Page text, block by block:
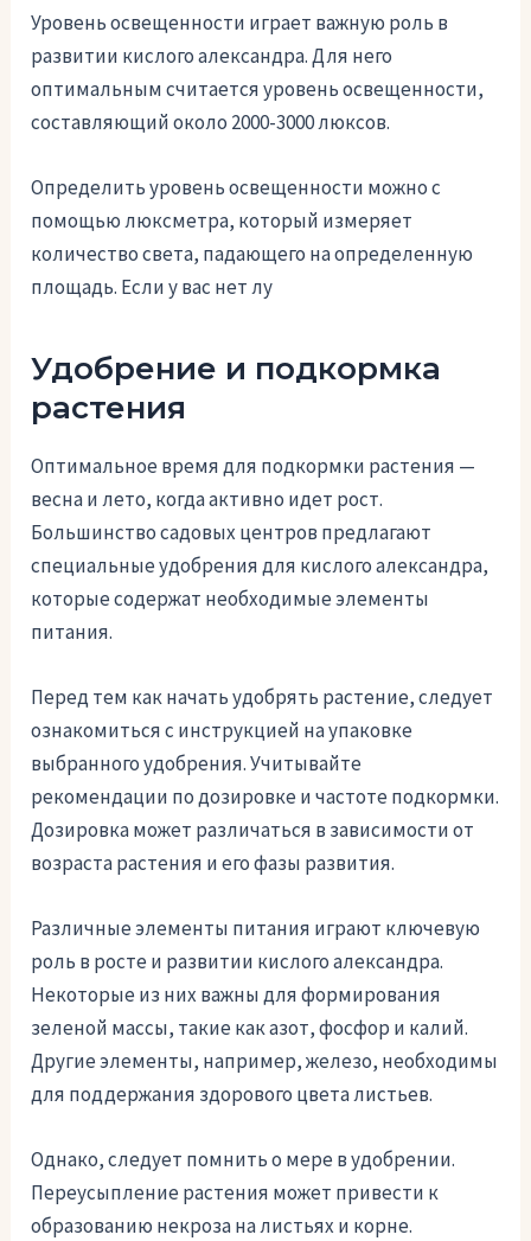
Уровень освещенности играет важную роль в
развитии кислого александра. Для него
оптимальным считается уровень освещенности,
составляющий около 2000-3000 люксов.
Определить уровень освещенности можно с
помощью люксметра, который измеряет
количество света, падающего на определенную
площадь. Если у вас нет лу
Удобрение и подкормка
растения
Оптимальное время для подкормки растения —
весна и лето, когда активно идет рост.
Большинство садовых центров предлагают
специальные удобрения для кислого александра,
которые содержат необходимые элементы
питания.
Перед тем как начать удобрять растение, следует
ознакомиться с инструкцией на упаковке
выбранного удобрения. Учитывайте
рекомендации по дозировке и частоте подкормки.
Дозировка может различаться в зависимости от
возраста растения и его фазы развития.
Различные элементы питания играют ключевую
роль в росте и развитии кислого александра.
Некоторые из них важны для формирования
зеленой массы, такие как азот, фосфор и калий.
Другие элементы, например, железо, необходимы
для поддержания здорового цвета листьев.
Однако, следует помнить о мере в удобрении.
Переусыпление растения может привести к
образованию некроза на листьях и корне.